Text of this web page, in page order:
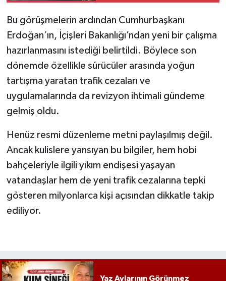
Hayatını Kaybetti
Bu görüşmelerin ardından Cumhurbaşkanı
Erdoğan’ın, İçişleri Bakanlığı’ndan yeni bir çalışma
hazırlanmasını istediği belirtildi. Böylece son
dönemde özellikle sürücüler arasında yoğun
tartışma yaratan trafik cezaları ve
uygulamalarında da revizyon ihtimali gündeme
gelmiş oldu.
Henüz resmi düzenleme metni paylaşılmış değil.
Ancak kulislere yansıyan bu bilgiler, hem hobi
bahçeleriyle ilgili yıkım endişesi yaşayan
vatandaşlar hem de yeni trafik cezalarına tepki
gösteren milyonlarca kişi açısından dikkatle takip
ediliyor.
Yaz Aylarının Görünmez